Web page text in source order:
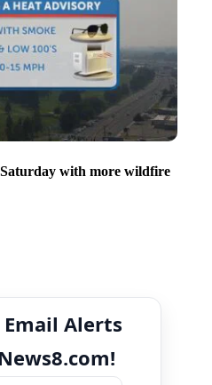
with more wildfire
Alerts